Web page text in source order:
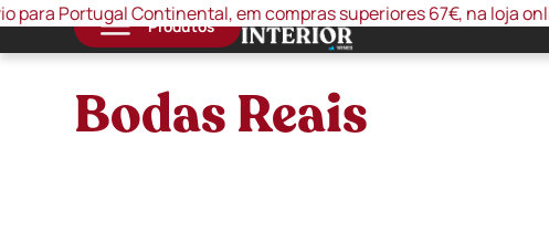
Continental, em compras superiores 67€, na loja online 🚚
Produtos
Bodas Reais